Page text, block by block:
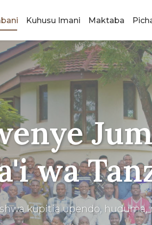
Kuhusu Imani Maktaba
wa binadamu kote